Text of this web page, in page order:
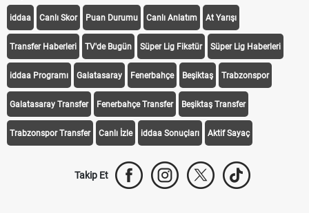
iddaa Canlı Skor Puan Durumu Canlı Anlatım At Yarışı
Transfer Haberleri TV'de Bugün Süper Lig Fikstür Süper Lig Haberleri
iddaa Programı Galatasaray Fenerbahçe Beşiktaş Trabzonspor
Galatasaray Transfer Fenerbahçe Transfer Beşiktaş Transfer
Trabzonspor Transfer Canlı İzle iddaa Sonuçları Aktif Sayaç
Takip Et